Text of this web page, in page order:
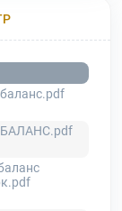
баланс.pdf
БАЛАНС.pdf